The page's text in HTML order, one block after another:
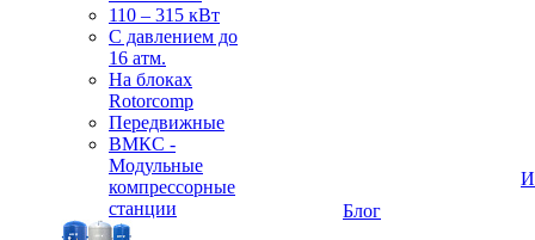
110 – 315 кВт
С давлением до
16 атм.
На блоках
Rotorcomp
Передвижные
ВМКС -
Модульные
компрессорные
станции
Блог